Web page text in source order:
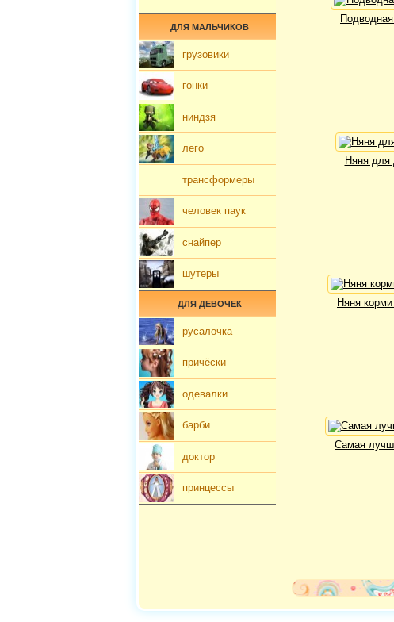
Няня для
Няня
Самая
ДЛЯ МАЛЬЧИКОВ
грузовики
гонки
ниндзя
лего
трансформеры
человек паук
снайпер
шутеры
ДЛЯ ДЕВОЧЕК
русалочка
причёски
одевалки
барби
доктор
принцессы